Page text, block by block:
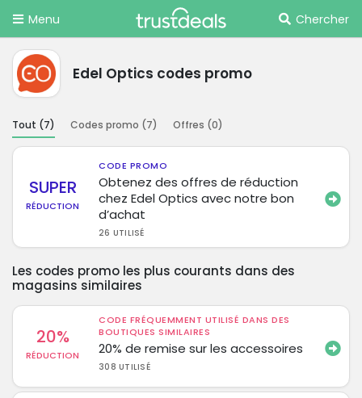
Menu Chercher
Edel Optics codes promo
Tout (7) Codes promo (7) Offres (0)
SUPER
RÉDUCTION
CODE PROMO
Obtenez des offres de réduction
chez Edel Optics avec notre bon
d’achat
26 UTILISÉ
Les codes promo les plus courants dans des
magasins similaires
20%
RÉDUCTION
CODE FRÉQUEMMENT UTILISÉ DANS DES
BOUTIQUES SIMILAIRES
20% de remise sur les accessoires
308 UTILISÉ